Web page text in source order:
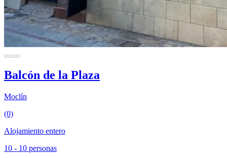
Balcón de la Plaza
Moclín
(0)
Alojamiento entero
10 - 10 personas